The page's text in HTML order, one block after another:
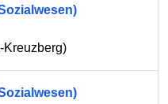
Kreuzberg)